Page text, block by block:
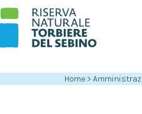
Home >